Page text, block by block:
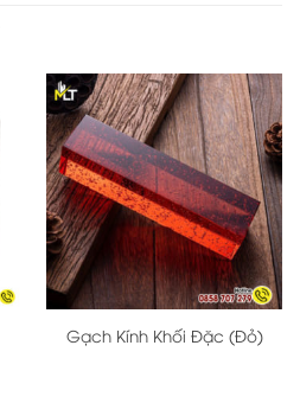
Gạch Kính Khối Đặc (Đỏ)